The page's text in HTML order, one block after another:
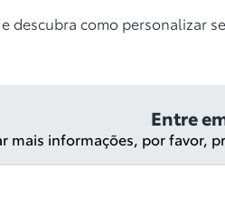
descubra como personalizar
Entre
mais informações, por favor,